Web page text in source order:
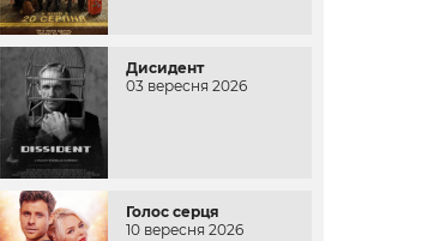
Дисидент
03 вересня 2026
Голос серця
10 вересня 2026